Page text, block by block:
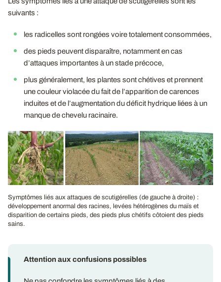
suivants :
les radicelles sont rongées voire totalement consommées,
des pieds peuvent disparaître, notamment en cas
d’attaques importantes à un stade précoce,
plus généralement, les plantes sont chétives et prennent
une couleur violacée du fait de l’apparition de carences
induites et de l’augmentation du déficit hydrique liées à un
manque de chevelu racinaire.
Symptômes liés aux attaques de scutigérelles (de gauche à droite) :
développement anormal des racines, levées hétérogènes du maïs et
disparition de certains pieds, des pieds plus chétifs côtoient des pieds
sains.
Attention aux confusions possibles